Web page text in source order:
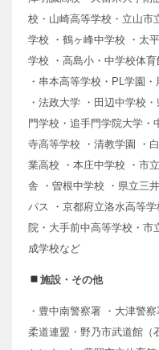
校・山崎高等学校・立山市
学校 ・鶴ヶ峰中学校 ・太
学校 ・高島小・中学校体
・串本高等学校・PL学園
・法政大学 ・田辺中学校
門学校・追手門学院大学・
寺高等学校 ・清教学園 ・
業高校 ・本庄中学校 ・市
舎 ・曽根中学校 ・県立三
パス ・京都府立洛水高等
院・大手前中高等学校・市
成学校など
施設・その他
・豊中南警察署 ・大津警
柔道連盟・野乃市武道館（